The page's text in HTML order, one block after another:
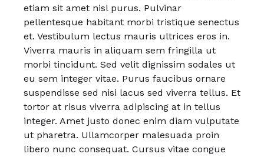
etiam sit amet nisl purus. Pulvinar
pellentesque habitant morbi tristique senectus
et. Vestibulum lectus mauris ultrices eros in.
Viverra mauris in aliquam sem fringilla ut
morbi tincidunt. Sed velit dignissim sodales ut
eu sem integer vitae. Purus faucibus ornare
suspendisse sed nisi lacus sed viverra tellus. Et
tortor at risus viverra adipiscing at in tellus
integer. Amet justo donec enim diam vulputate
ut pharetra. Ullamcorper malesuada proin
libero nunc consequat. Cursus vitae congue